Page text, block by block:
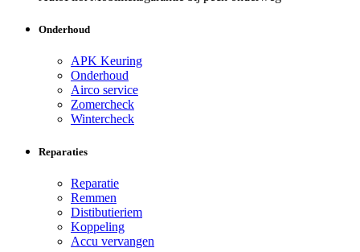
Onderhoud
APK Keuring
Onderhoud
Airco service
Zomercheck
Wintercheck
Reparaties
Reparatie
Remmen
Distibutieriem
Koppeling
Accu vervangen